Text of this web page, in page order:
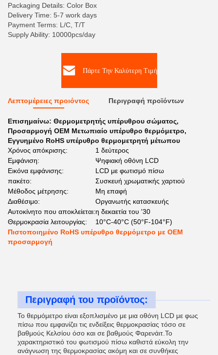
Packaging Details: Color Box
Delivery Time: 5-7 work days
Payment Terms: L/C, T/T
Supply Ability: 10000pcs/day
Πάρτε Την Καλύτερη Τιμή
Λεπτομέρειες προιόντος Περιγραφή προϊόντων
Επισημαίνω: Θερμομετρητής υπέρυθρου σώματος,
Προσαρμογή OEM Μετωπιαίο υπέρυθρο θερμόμετρο,
Εγγυημένο RoHS υπέρυθρο θερμομετρητή μέτωπου
Χρόνος απόκρισης:
1 δεύτερος
Εμφάνιση:
Ψηφιακή οθόνη LCD
Εικόνα εμφάνισης:
LCD με φωτισμό πίσω
πακέτο:
Συσκευή χρωματικής χαρτιού
Μέθοδος μέτρησης:
Μη επαφή
Διαθέσιμο:
Οργανωτής κατασκευής
Αυτοκίνητο που αποκλείεται:η δεκαετία του '30
Θερμοκρασία λειτουργίας:
10°C-40°C (50°F-104°F)
Πιστοποιημένο RoHS υπέρυθρο θερμόμετρο με OEM
προσαρμογή
Περιγραφή του προϊόντος:
Το θερμόμετρο είναι εξοπλισμένο με μια οθόνη LCD με φως
πίσω που εμφανίζει τις ενδείξεις θερμοκρασίας τόσο σε
βαθμούς Κελσίου όσο και σε βαθμούς Φαρενάιτ.Το
χαρακτηριστικό του φωτισμού πίσω καθιστά εύκολη την
ανάγνωση της θερμοκρασίας ακόμη και σε συνθήκες